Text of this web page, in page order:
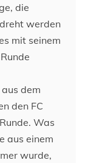
die
werden
mit seinem
dem
den FC
Was
aus einem
wurde,